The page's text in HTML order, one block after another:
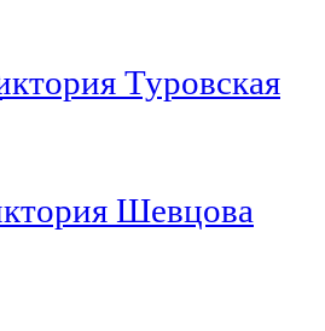
Туровская
Шевцова